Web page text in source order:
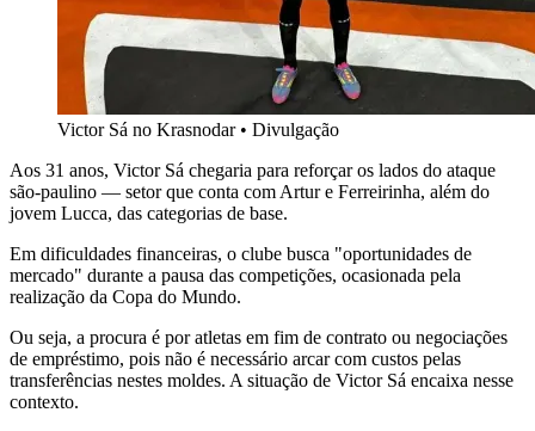
Victor Sá no Krasnodar • Divulgação
Aos 31 anos, Victor Sá chegaria para reforçar os lados do ataque
são-paulino — setor que conta com Artur e Ferreirinha, além do
jovem Lucca, das categorias de base.
Em dificuldades financeiras, o clube busca "oportunidades de
mercado" durante a pausa das competições, ocasionada pela
realização da Copa do Mundo.
Ou seja, a procura é por atletas em fim de contrato ou negociações
de empréstimo, pois não é necessário arcar com custos pelas
transferências nestes moldes. A situação de Victor Sá encaixa nesse
contexto.